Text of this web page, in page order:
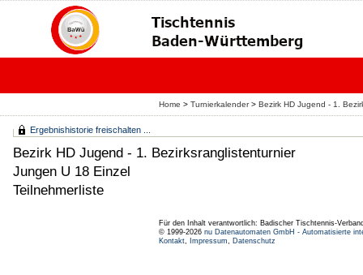
Home > Turnierkalender> Bezirk HD Jugend - 1.
Ergebnishistorie freischalten ...
Bezirk HD Jugend - 1. Bezirksranglistenturnier
Jungen U 18 Einzel
Teilnehmerliste
Für den Inhalt verantwortlich: Badischer Tischtennis-
© 1999-2026 nu Datenautomaten GmbH - Automatisierte
Kontakt, Impressum, Datenschutz